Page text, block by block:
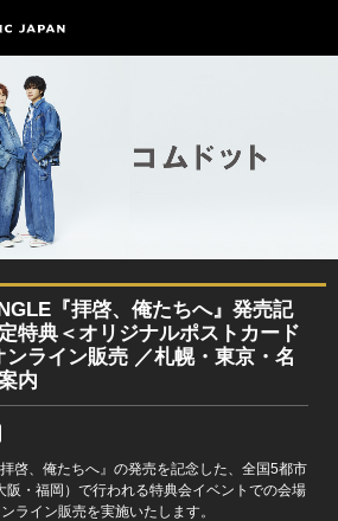
『拝啓、俺たちへ』発売記
特典＜オリジナルポストカード
ンライン販売 ／札幌・東京・名
内
啓、俺たちへ』の発売を記念した、全国5都市
阪・福岡）で行われる特典会イベントでの会場
ライン販売を実施いたします。